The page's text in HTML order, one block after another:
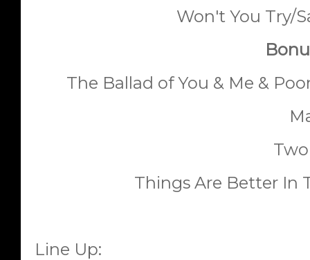
Won't You Try/
The Ballad of You & Me &
Things Are Better In
Line Up: